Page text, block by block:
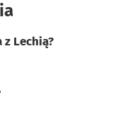
z Lechią?